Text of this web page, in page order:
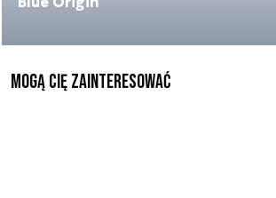
Mogą Cię zainteresować